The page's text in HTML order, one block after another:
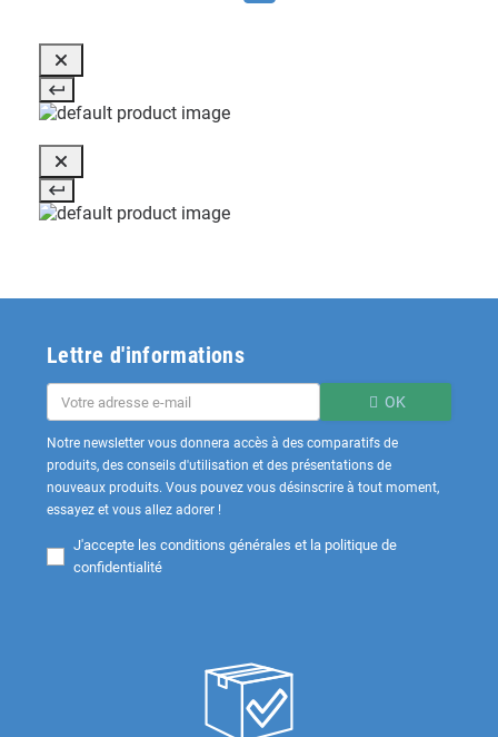
Lettre d'informations
OK
Notre newsletter vous donnera accès à des comparatifs de
produits, des conseils d'utilisation et des présentations de
nouveaux produits. Vous pouvez vous désinscrire à tout moment,
essayez et vous allez adorer !
J'accepte les conditions générales et la politique de
confidentialité